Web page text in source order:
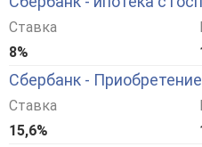
Ставка
8%
Сбербанк -
Ставка
15,6%